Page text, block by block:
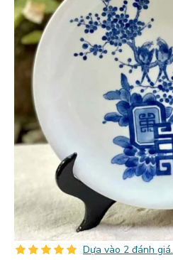
Dựa vào 2 đánh giá.